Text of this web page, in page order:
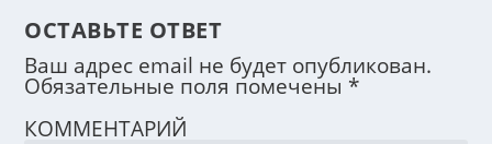
ОСТАВЬТЕ ОТВЕТ
Ваш адрес email не будет опубликован.
Обязательные поля помечены *
КОММЕНТАРИЙ